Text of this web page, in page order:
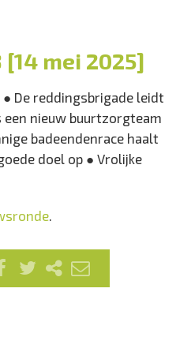
mei 2025]
● De reddingsbrigade leidt
een nieuw buurtzorgteam
badeendenrace haalt
doel op ● Vrolijke
.